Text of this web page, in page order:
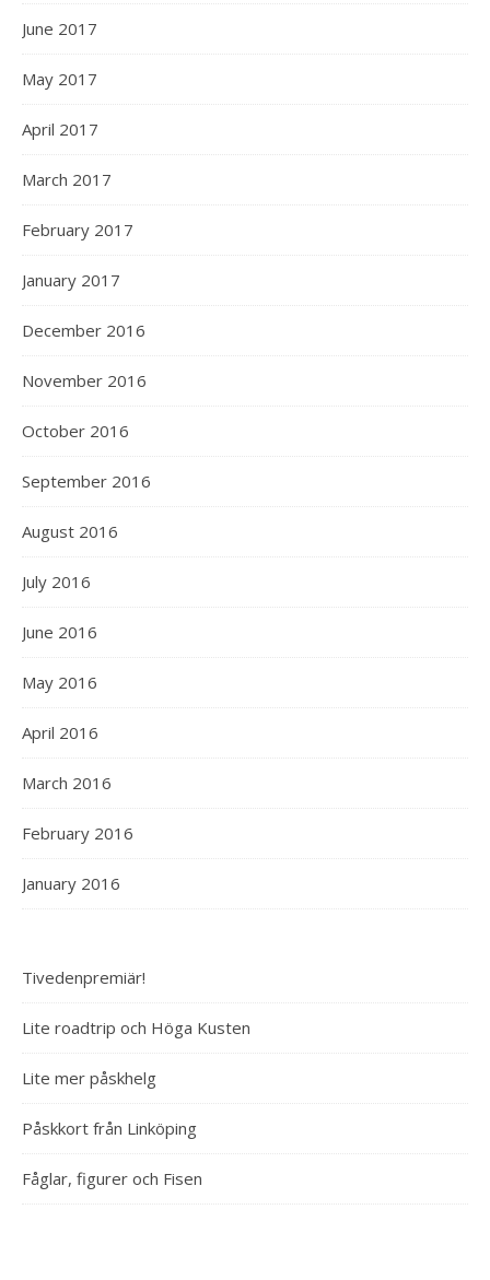
June 2017
May 2017
April 2017
March 2017
February 2017
January 2017
December 2016
November 2016
October 2016
September 2016
August 2016
July 2016
June 2016
May 2016
April 2016
March 2016
February 2016
January 2016
Tivedenpremiär!
Lite roadtrip och Höga Kusten
Lite mer påskhelg
Påskkort från Linköping
Fåglar, figurer och Fisen